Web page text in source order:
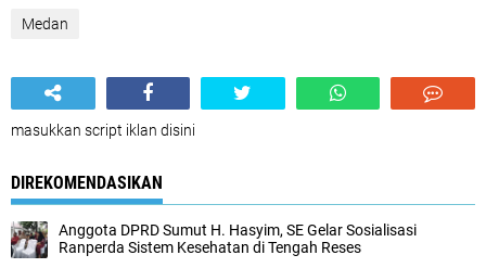
Medan
masukkan script iklan disini
DIREKOMENDASIKAN
Anggota DPRD Sumut H. Hasyim, SE Gelar Sosialisasi
Ranperda Sistem Kesehatan di Tengah Reses